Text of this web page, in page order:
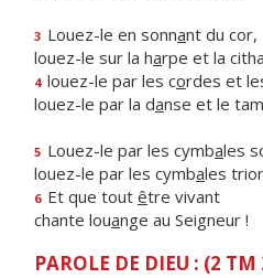
3 Louez-le en sonnant du cor,
louez-le sur la harpe et la
4 louez-le par les cordes et
louez-le par la danse et le
5 Louez-le par les cymbales
louez-le par les cymbales
6 Et que tout être vivant
chante louange au Seigneur !
PAROLE DE DIEU : (2